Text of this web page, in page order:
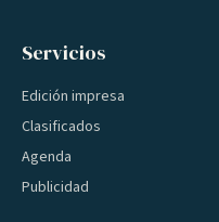
Servicios
Edición impresa
Clasificados
Agenda
Publicidad